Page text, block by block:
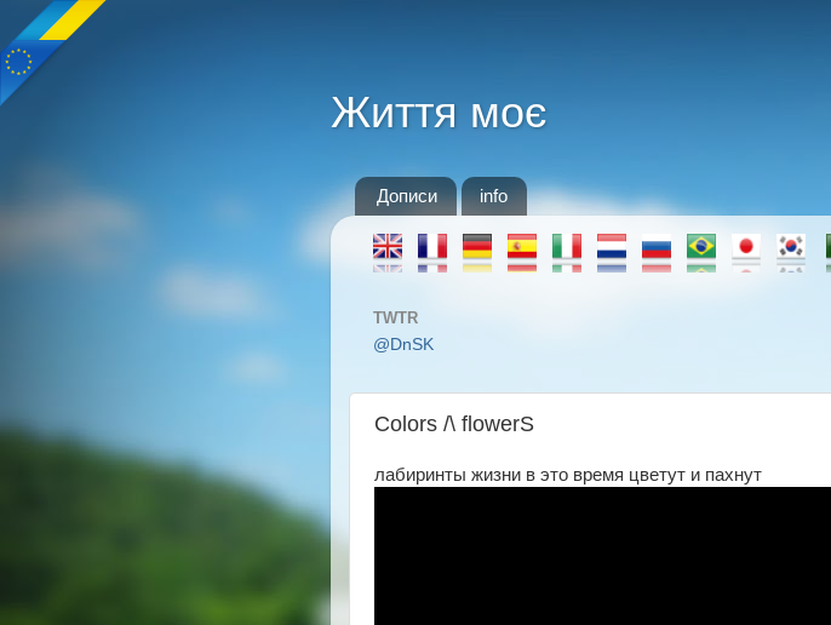
Життя моє
Дописи info
TWTR
@DnSK
Сolors /\ flowerS
лабиринты жизни в это время цветут и пахнут